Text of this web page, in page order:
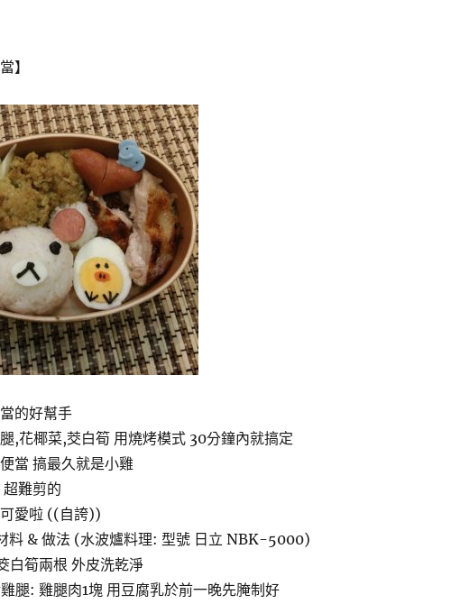
】
的好幫手
,花椰菜,茭白筍 用燒烤模式 30分鐘內就搞定
當 搞最久就是小雞
難剪的
愛啦 ((自誇))
料 & 做法 (水波爐料理: 型號 日立 NBK-5000)
白筍兩根 外皮洗乾淨
腿: 雞腿肉1塊 用豆腐乳於前一晚先腌制好